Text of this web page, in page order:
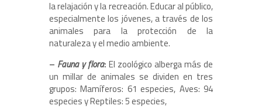
la relajación y la recreación. Educar al público,
especialmente los jóvenes, a través de los
animales para la protección de la
naturaleza y el medio ambiente.
– Fauna y flora: El zoológico alberga más de
un millar de animales se dividen en tres
grupos: Mamíferos: 61 especies, Aves: 94
especies y Reptiles: 5 especies,